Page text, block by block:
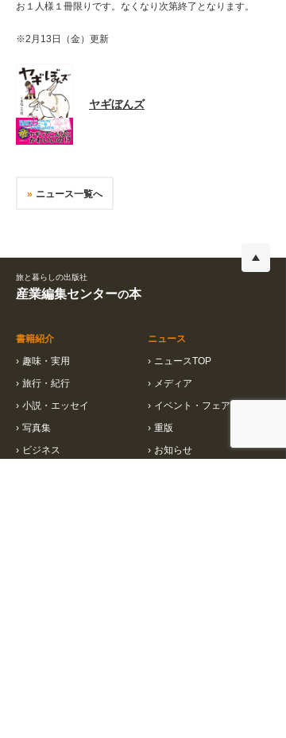
お１人様１冊限りです。なくなり次第終了となります。
※2月13日（金）更新
ヤギぼんズ
ニュース一覧へ
旅と暮らしの出版社
産業編集センターの本
書籍紹介
› 趣味・実用
› 旅行・紀行
› 小説・エッセイ
› 写真集
› ビジネス
ニュース
› ニュースTOP
› メディア
› イベント・フェア
› 重版
› お知らせ